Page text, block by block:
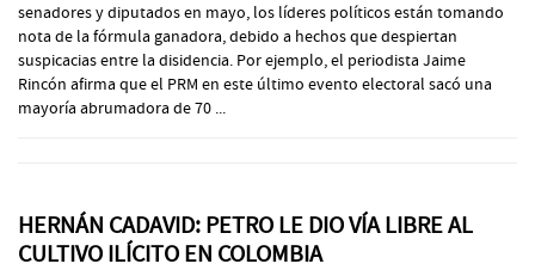
senadores y diputados en mayo, los líderes políticos están tomando
nota de la fórmula ganadora, debido a hechos que despiertan
suspicacias entre la disidencia. Por ejemplo, el periodista Jaime
Rincón afirma que el PRM en este último evento electoral sacó una
mayoría abrumadora de 70 ...
HERNÁN CADAVID: PETRO LE DIO VÍA LIBRE AL
CULTIVO ILÍCITO EN COLOMBIA